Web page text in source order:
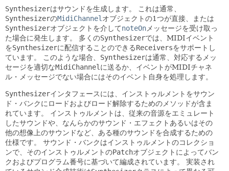
非推奨
索引
ヘルプ
メソッド
Synthesizerはサウンドを生成します。
これは通常、
SynthesizerのMidiChannel オブジェクトの1つが直接、または
Synthesizerオブジェクトを介してnoteOn メッセージを受け取っ
た場合に発生します。
多くのSynthesizerでは、MIDIイベント
をSynthesizerに配信することのできるReceiversをサポートし
ています。
このような場合、 Synthesizerは通常、対応するメッ
セージを適切なMidiChannel に送るか、イベントがMIDIチャネ
ル・メッセージでない場合にはそのイベント自身を処理します。
Synthesizerインタフェースには、インストゥルメントをサウン
ド・バンクにロードおよびロード解除するためのメソッドが含ま
れています。
インストゥルメントは、従来の音源をエミュレート
したサウンドや、なんらかのサウンド・エフェクトあるいはその
他の想像上のサウンドなど、ある種のサウンドを合成するための
仕様です。
サウンド・バンクはインストゥルメントのコレクショ
ンで、そのインストゥルメントのPatchオブジェクトによってバン
クおよびプログラム番号に基づいて編成されています。
実装され